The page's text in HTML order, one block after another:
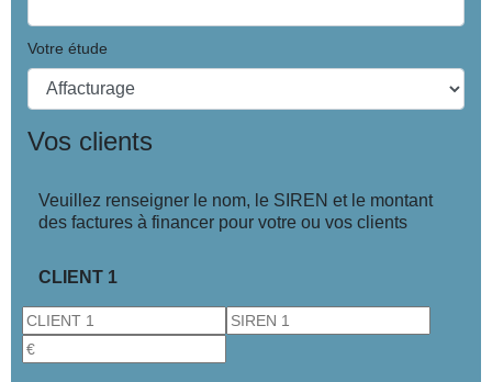
Votre étude
Vos clients
Veuillez renseigner le nom, le SIREN et le montant
des factures à financer pour votre ou vos clients
CLIENT 1